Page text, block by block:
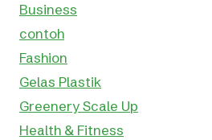
Business
contoh
Fashion
Gelas Plastik
Greenery Scale Up
Health & Fitness